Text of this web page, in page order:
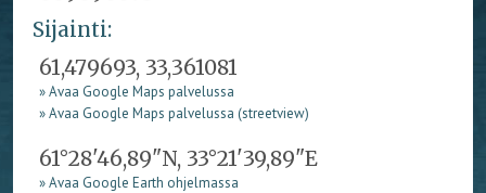
Sijainti:
61,479693, 33,361081
» Avaa Google Maps palvelussa
» Avaa Google Maps palvelussa (streetview)
61°28'46,89"N, 33°21'39,89"E
» Avaa Google Earth ohjelmassa